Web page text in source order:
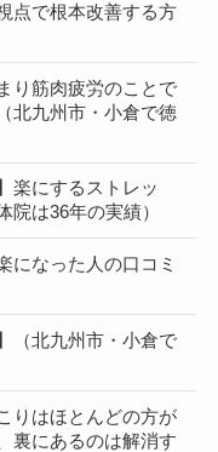
点で根本改善する方
り筋肉疲労のことで
北九州市・小倉で徳
楽にするストレッ
院は36年の実績）
になった人の口コミ
（北九州市・小倉で
りはほとんどの方が
裏にあるのは解消す